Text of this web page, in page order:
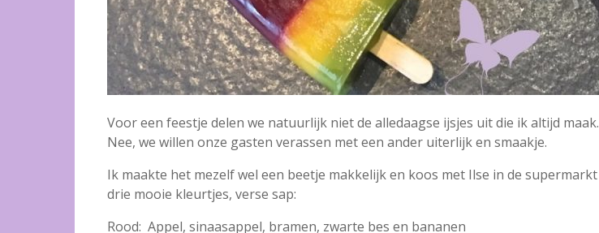
Voor een feestje delen we natuurlijk niet de alledaagse ijsjes uit die ik altijd maak.
Nee, we willen onze gasten verassen met een ander uiterlijk en smaakje.
Ik maakte het mezelf wel een beetje makkelijk en koos met Ilse in de supermarkt
drie mooie kleurtjes, verse sap:
Rood: Appel, sinaasappel, bramen, zwarte bes en bananen